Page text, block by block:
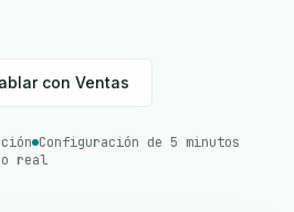
con Ventas
Configuración de 5 minutos
real